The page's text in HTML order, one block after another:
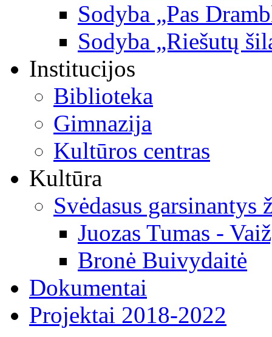
Sodyba „Pas
Sodyba „Riešutų
Institucijos
Biblioteka
Gimnazija
Kultūros centras
Kultūra
Svėdasus garsinantys
Juozas Tumas -
Bronė Buivydaitė
Dokumentai
Projektai 2018-2022